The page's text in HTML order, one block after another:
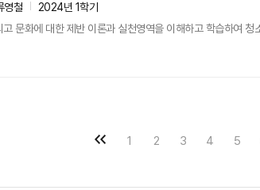
영철
2024년 1학기
고 문화에 대한 제반 이론과 실천영역을 이해하고 학습하여
1 2 3 4 5